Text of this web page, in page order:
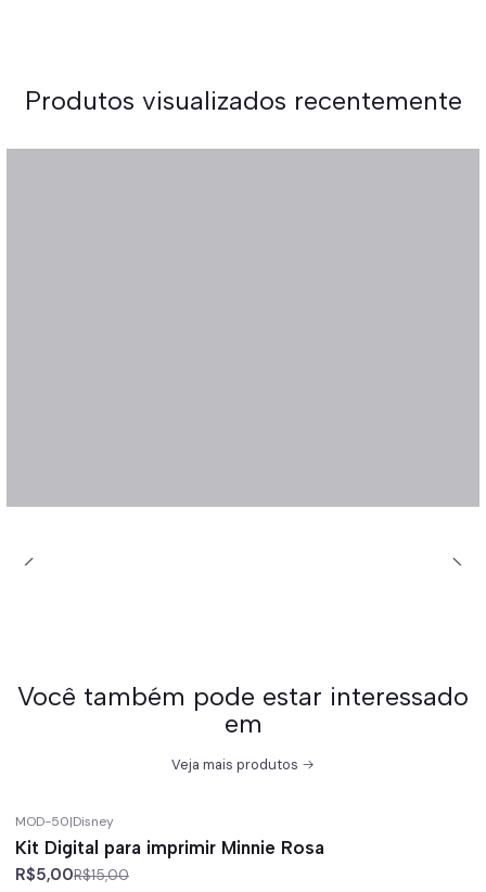
Produtos visualizados recentemente
Você também pode estar interessado
em
Veja mais produtos
MOD-50|Disney
Kit Digital para imprimir Minnie Rosa
R$5,00R$15,00